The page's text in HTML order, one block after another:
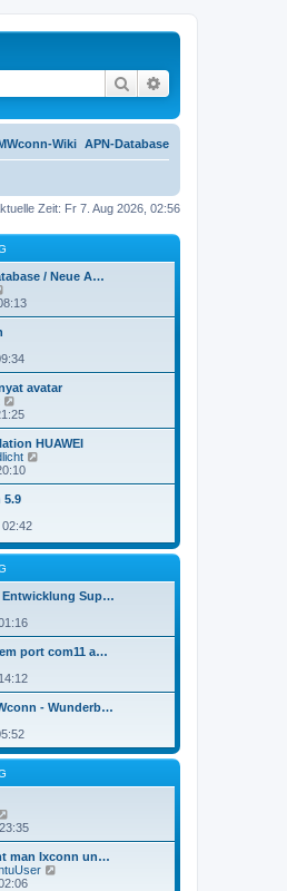
Suche
APN-Database
Wiki
Zeit: Fr 7. Aug 2026, 02:56
/ Neue A…
e
u
t
B
e
i
r
a
g
avatar
e
u
e
s
t
r
B
e
i
t
g
HUAWEI
u
r
t
g
5.9
Entwicklung Sup…
port com11 a…
- Wunderb…
e
u
e
s
t
man Ixconn un…